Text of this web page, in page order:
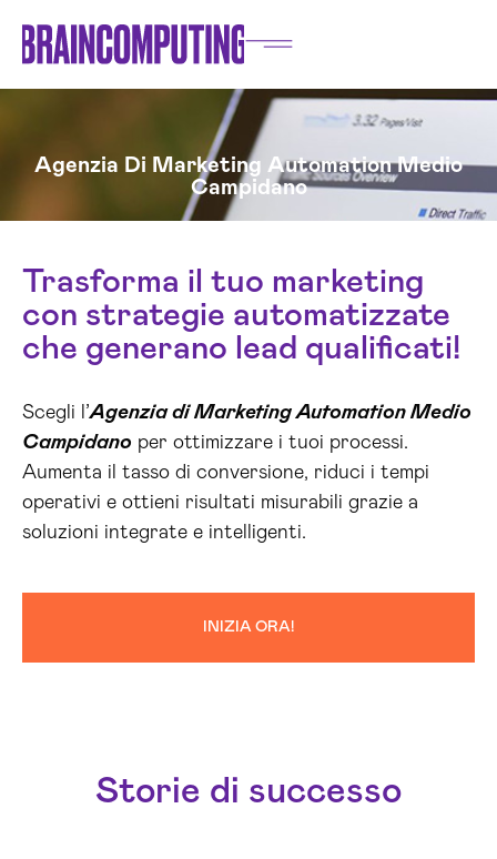
Agenzia Di Marketing Automation Medio
Campidano
Trasforma il tuo marketing
con strategie automatizzate
che generano lead qualificati!
Scegli l’Agenzia di Marketing Automation Medio
Campidano per ottimizzare i tuoi processi.
Aumenta il tasso di conversione, riduci i tempi
operativi e ottieni risultati misurabili grazie a
soluzioni integrate e intelligenti.
INIZIA ORA!
Storie di successo